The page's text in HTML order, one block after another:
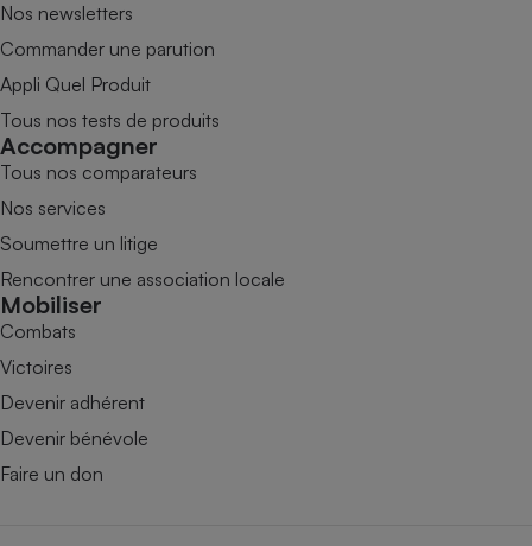
Nos newsletters
Commander une parution
Appli Quel Produit
Tous nos tests de produits
Accompagner
Tous nos comparateurs
Nos services
Soumettre un litige
Rencontrer une association locale
Mobiliser
Combats
Victoires
Devenir adhérent
Devenir bénévole
Faire un don